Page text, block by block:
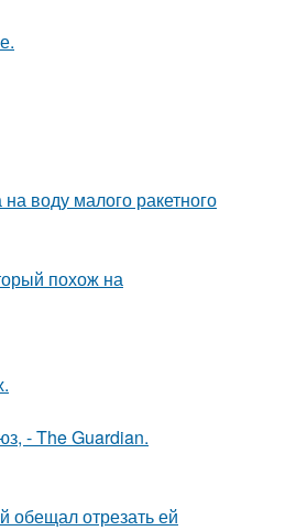
воду малого ракетного
похож на
- The Guardian.
обещал отрезать ей